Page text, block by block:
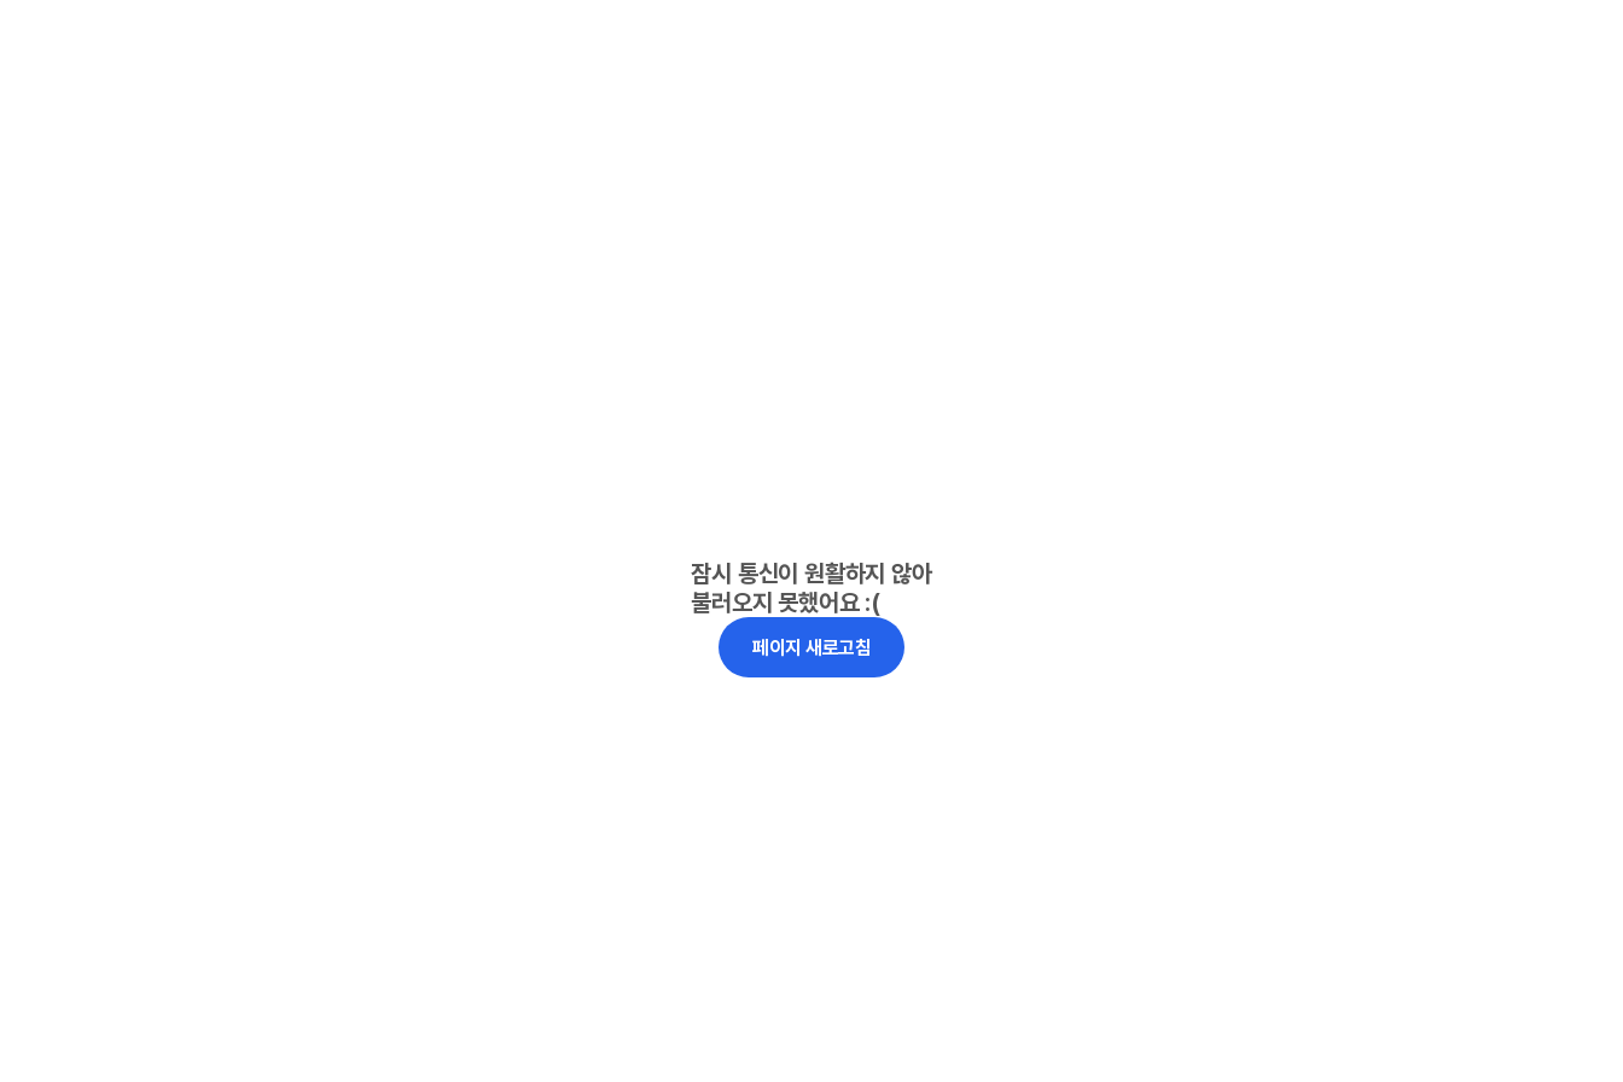
잠시 통신이 원활하지 않아
불러오지 못했어요 :(
페이지 새로고침